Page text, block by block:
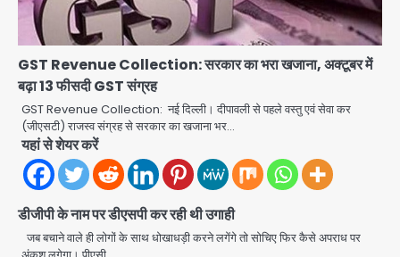
GST Revenue Collection: सरकार का भरा खजाना, अक्टूबर में
बढ़ा 13 फीसदी GST संग्रह
GST Revenue Collection: नई दिल्ली। दीपावली से पहले वस्तु एवं सेवा कर
(जीएसटी) राजस्व संग्रह से सरकार का खजाना भर…
यहां से शेयर करें
डीजीपी के नाम पर डीएसपी कर रही थी उगाही
जब बचाने वाले ही लोगों के साथ धोखाधड़ी करने लगेंगे तो सोचिए फिर कैसे अपराध पर
3
Green Arch Society: सेविअर ग्रीन
आर्च में दूषित पानी में मिला ई-कोलाई, अथॉरिटी
ने शुरू की सैंपलिंग जांच
jai hind janab
4
थाईलैंड के स्कूल में गोलीबारी, 3 छात्रों समेत 6
Team JHJ
Thailand School Shooting:
बैंकॉक के पास स्कूल में छात्र ने की अंधाधुंध